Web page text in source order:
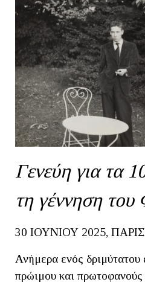
Γενεύη για τα
τη γέννηση του
30 ΙΟΥΝΙΟΥ 2025,
Ανήμερα ενός δριμύτατου
πρώιμου και πρωτοφανούς